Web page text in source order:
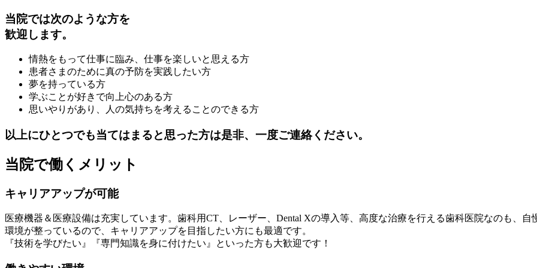
当院では次のような方を
歓迎します。
情熱をもって仕事に臨み、仕事を楽しいと思える方
患者さまのために真の予防を実践したい方
夢を持っている方
学ぶことが好きで向上心のある方
思いやりがあり、人の気持ちを考えることのできる方
以上にひとつでも当てはまると思った方は是非、一度ご連絡ください。
当院で働くメリット
キャリアアップが可能
医療機器＆医療設備は充実しています。歯科用CT、レーザー、Dental Xの導入等、高度な治療を行える歯科医院なのも、自
環境が整っているので、キャリアアップを目指したい方にも最適です。
『技術を学びたい』『専門知識を身に付けたい』といった方も大歓迎です！